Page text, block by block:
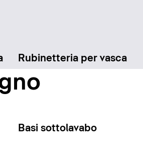
Rubinetteria per vasca
Basi sottolavabo